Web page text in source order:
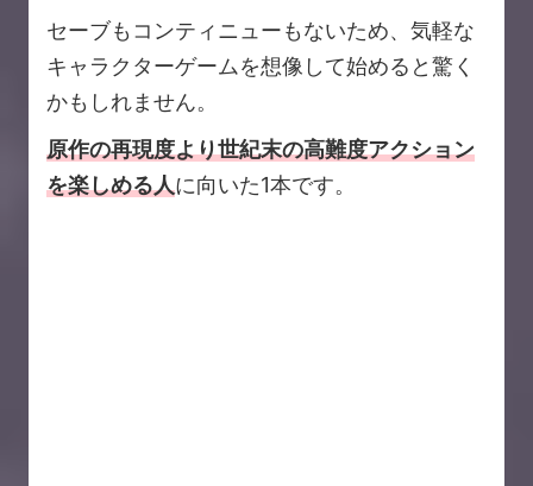
セーブもコンティニューもないため、気軽な
キャラクターゲームを想像して始めると驚く
かもしれません。
原作の再現度より世紀末の高難度アクション
を楽しめる人に向いた1本です。